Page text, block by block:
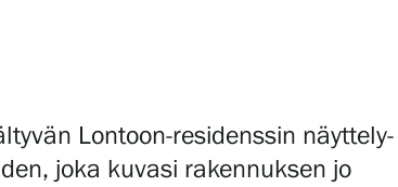
Lontoon-residenssin näyttely-
joka kuvasi rakennuksen jo